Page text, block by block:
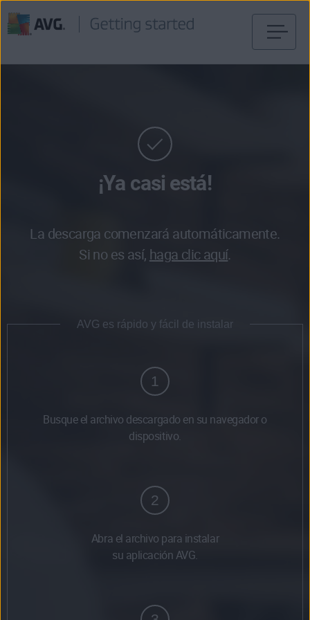
¡Ya casi está!
La descarga comenzará automáticamente.
Si no es así, haga clic aquí.
AVG es rápido y fácil de instalar
1
Busque el archivo descargado en su navegador o
dispositivo.
2
Abra el archivo para instalar
su aplicación AVG.